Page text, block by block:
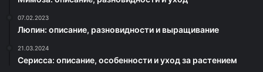
07.02.2023
Люпин: описание, разновидности и выращивание
21.03.2024
Серисса: описание, особенности и уход за растением